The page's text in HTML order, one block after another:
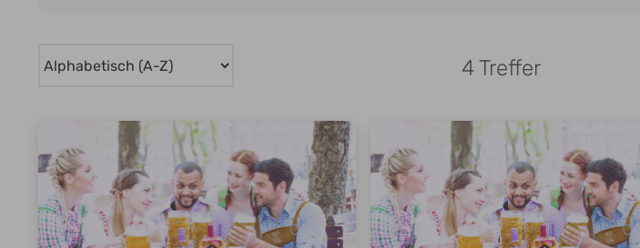
4 Treffer